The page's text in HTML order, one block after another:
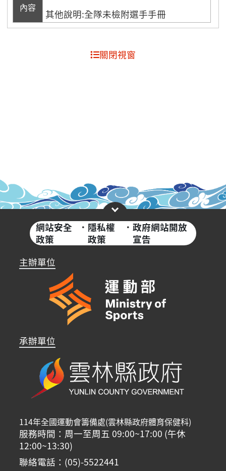
內容
其他說明:全隊未檢附選手手冊
關閉視窗
網站安全
政策
· 隱私權
政策
·政府網站開放
宣告
主辦單位
承辦單位
114年全國運動會籌備處(雲林縣政府體育保健科)
服務時間：周一至周五 09:00~17:00 (午休
12:00~13:30)
聯絡電話：(05)-5522441